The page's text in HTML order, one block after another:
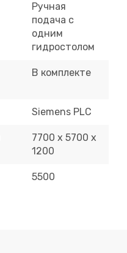
Ручная
подача с
одним
гидростолом
В комплекте
Siemens PLC
7700 х 5700 х
1200
5500